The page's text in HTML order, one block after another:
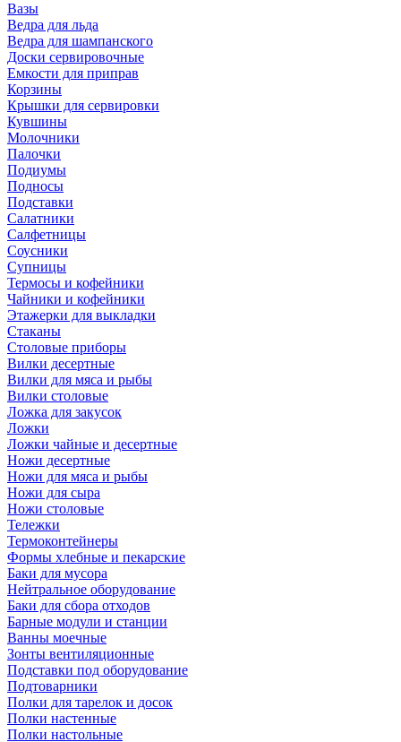
Вазы
Ведра для льда
Ведра для шампанского
Доски сервировочные
Емкости для приправ
Корзины
Крышки для сервировки
Кувшины
Молочники
Палочки
Подиумы
Подносы
Подставки
Салатники
Салфетницы
Соусники
Супницы
Термосы и кофейники
Чайники и кофейники
Этажерки для выкладки
Стаканы
Столовые приборы
Вилки десертные
Вилки для мяса и рыбы
Вилки столовые
Ложка для закусок
Ложки
Ложки чайные и десертные
Ножи десертные
Ножи для мяса и рыбы
Ножи для сыра
Ножи столовые
Тележки
Термоконтейнеры
Формы хлебные и пекарские
Баки для мусора
Нейтральное оборудование
Баки для сбора отходов
Барные модули и станции
Ванны моечные
Зонты вентиляционные
Подставки под оборудование
Подтоварники
Полки для тарелок и досок
Полки настенные
Полки настольные